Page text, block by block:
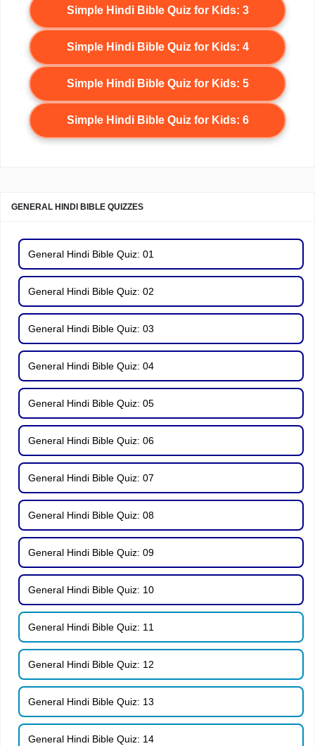
Simple Hindi Bible Quiz for Kids: 3
Simple Hindi Bible Quiz for Kids: 4
Simple Hindi Bible Quiz for Kids: 5
Simple Hindi Bible Quiz for Kids: 6
GENERAL HINDI BIBLE QUIZZES
General Hindi Bible Quiz: 01
General Hindi Bible Quiz: 02
General Hindi Bible Quiz: 03
General Hindi Bible Quiz: 04
General Hindi Bible Quiz: 05
General Hindi Bible Quiz: 06
General Hindi Bible Quiz: 07
General Hindi Bible Quiz: 08
General Hindi Bible Quiz: 09
General Hindi Bible Quiz: 10
General Hindi Bible Quiz: 11
General Hindi Bible Quiz: 12
General Hindi Bible Quiz: 13
General Hindi Bible Quiz: 14